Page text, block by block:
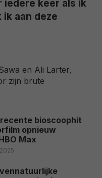
iedere keer als ik
ik aan deze
en Ali Larter,
zijn brute
bioscoophit
opnieuw
Max